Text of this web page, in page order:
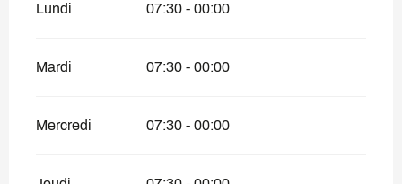
Lundi 07:30 - 00:00
Mardi 07:30 - 00:00
Mercredi 07:30 - 00:00